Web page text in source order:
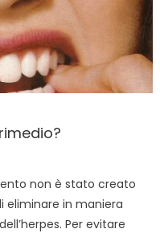
non è stato creato
eliminare in maniera
Per evitare